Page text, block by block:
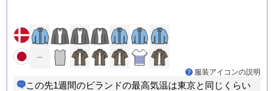
服装アイコンの説明
この先1週間のビランドの最高気温は東京と同じくらい